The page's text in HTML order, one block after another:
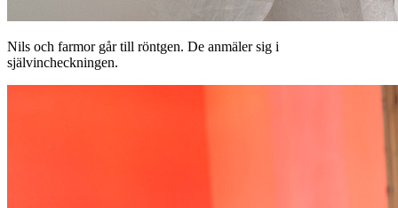
Nils och farmor går till röntgen. De anmäler sig i
självincheckningen.